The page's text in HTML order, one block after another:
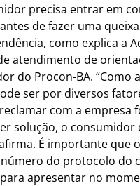
precisa entrar em
de fazer uma
como explica a
atendimento de
do Procon-BA. “Como
ser por diversos
com a empresa
solução, o consumidor
É importante que
do protocolo do
apresentar no